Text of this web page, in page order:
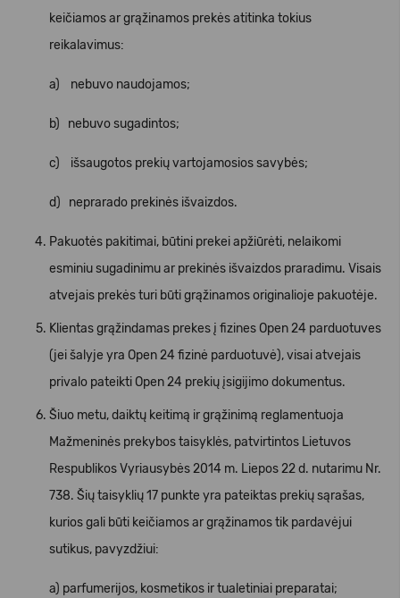
keičiamos ar grąžinamos prekės atitinka tokius
reikalavimus:
a) nebuvo naudojamos;
b) nebuvo sugadintos;
c) išsaugotos prekių vartojamosios savybės;
d) neprarado prekinės išvaizdos.
Pakuotės pakitimai, būtini prekei apžiūrėti, nelaikomi
esminiu sugadinimu ar prekinės išvaizdos praradimu. Visais
atvejais prekės turi būti grąžinamos originalioje pakuotėje.
Klientas grąžindamas prekes į fizines Open 24 parduotuves
(jei šalyje yra Open 24 fizinė parduotuvė), visai atvejais
privalo pateikti Open 24 prekių įsigijimo dokumentus.
Šiuo metu, daiktų keitimą ir grąžinimą reglamentuoja
Mažmeninės prekybos taisyklės, patvirtintos Lietuvos
Respublikos Vyriausybės 2014 m. Liepos 22 d. nutarimu Nr.
738. Šių taisyklių 17 punkte yra pateiktas prekių sąrašas,
kurios gali būti keičiamos ar grąžinamos tik pardavėjui
sutikus, pavyzdžiui:
a) parfumerijos, kosmetikos ir tualetiniai preparatai;